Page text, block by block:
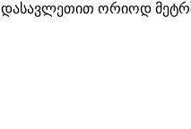
დასავლეთით ორიოდ